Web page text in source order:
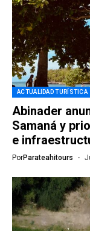
ACTUALIDAD TURÍSTICA
Abinader
Samaná y
e
PorParateahitours